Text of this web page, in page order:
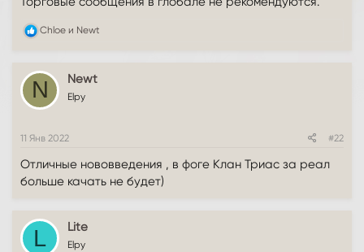
Р
и
и
Chloe и Newt
N Newt
Elpy
11 Янв 2022 #22
Отличные нововведения , в фоге Клан Триас за реал
больше качать не будет)
L Lite
Elpy